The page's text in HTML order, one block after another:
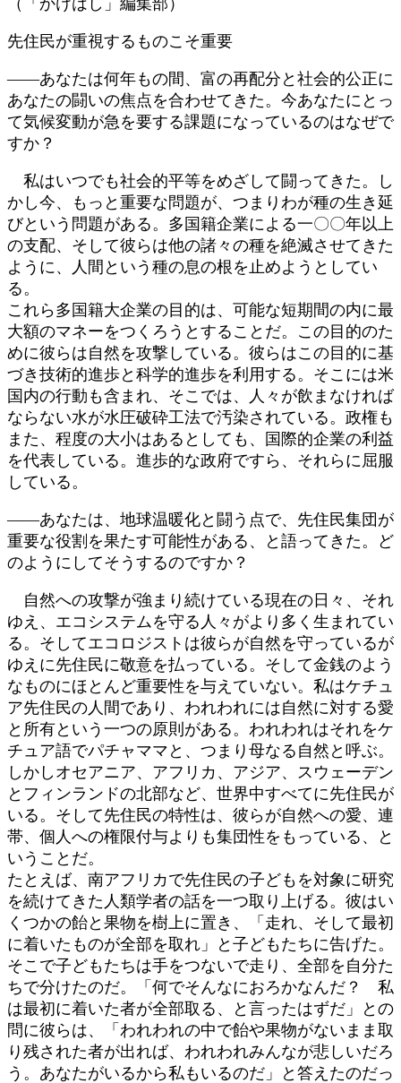
先住民が重視するものこそ重要
――あなたは何年もの間、富の再配分と社会的公正に
あなたの闘いの焦点を合わせてきた。今あなたにとっ
て気候変動が急を要する課題になっているのはなぜで
すか？
私はいつでも社会的平等をめざして闘ってきた。し
かし今、もっと重要な問題が、つまりわが種の生き延
びという問題がある。多国籍企業による一〇〇年以上
の支配、そして彼らは他の諸々の種を絶滅させてきた
ように、人間という種の息の根を止めようとしてい
る。
これら多国籍大企業の目的は、可能な短期間の内に最
大額のマネーをつくろうとすることだ。この目的のた
めに彼らは自然を攻撃している。彼らはこの目的に基
づき技術的進歩と科学的進歩を利用する。そこには米
国内の行動も含まれ、そこでは、人々が飲まなければ
ならない水が水圧破砕工法で汚染されている。政権も
また、程度の大小はあるとしても、国際的企業の利益
を代表している。進歩的な政府ですら、それらに屈服
している。
――あなたは、地球温暖化と闘う点で、先住民集団が
重要な役割を果たす可能性がある、と語ってきた。ど
のようにしてそうするのですか？
自然への攻撃が強まり続けている現在の日々、それ
ゆえ、エコシステムを守る人々がより多く生まれてい
る。そしてエコロジストは彼らが自然を守っているが
ゆえに先住民に敬意を払っている。そして金銭のよう
なものにほとんど重要性を与えていない。私はケチュ
ア先住民の人間であり、われわれには自然に対する愛
と所有という一つの原則がある。われわれはそれをケ
チュア語でパチャママと、つまり母なる自然と呼ぶ。
しかしオセアニア、アフリカ、アジア、スウェーデン
とフィンランドの北部など、世界中すべてに先住民が
いる。そして先住民の特性は、彼らが自然への愛、連
帯、個人への権限付与よりも集団性をもっている、と
いうことだ。
たとえば、南アフリカで先住民の子どもを対象に研究
を続けてきた人類学者の話を一つ取り上げる。彼はい
くつかの飴と果物を樹上に置き、「走れ、そして最初
に着いたものが全部を取れ」と子どもたちに告げた。
そこで子どもたちは手をつないで走り、全部を自分た
ちで分けたのだ。「何でそんなにおろかなんだ？ 私
は最初に着いた者が全部取る、と言ったはずだ」との
問に彼らは、「われわれの中で飴や果物がないまま取
り残された者が出れば、われわれみんなが悲しいだろ
う。あなたがいるから私もいるのだ」と答えたのだっ